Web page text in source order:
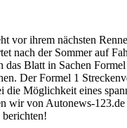
vor ihrem nächsten
nach der Sommer auf
das Blatt in Sachen
Der Formel 1
die Möglichkeit eines
wir von Autonews-
berichten!